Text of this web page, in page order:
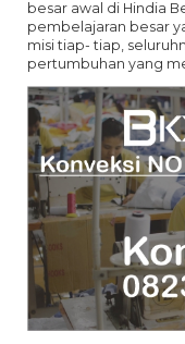
besar awal di Hindia
pembelajaran besar
misi tiap- tiap,
pertumbuhan yang